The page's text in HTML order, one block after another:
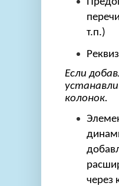
т.п.)
Если
колонок.
через